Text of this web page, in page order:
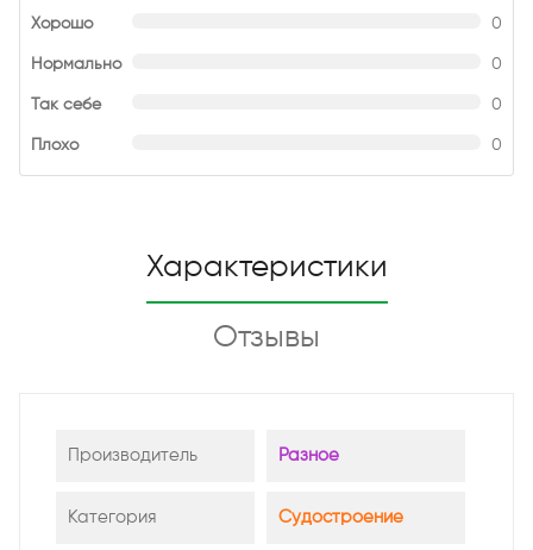
Хорошо 0
Нормально 0
Так себе 0
Плохо 0
Характеристики
Отзывы
Производитель Разное
Категория Судостроение